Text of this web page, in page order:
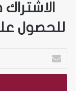
للحصول
خ